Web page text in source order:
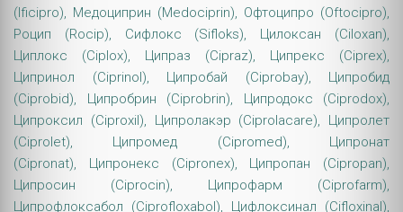
(Ificipro), Медоциприн (Medociprin), Офтоципро (Oftocipro),
Роцип (Rocip), Сифлокс (Sifloks), Цилоксан (Ciloxan),
Циплокс (Ciplox), Ципраз (Cipraz), Ципрекс (Ciprex),
Ципринол (Ciprinol), Ципробай (Ciprobay), Ципробид
(Ciprobid), Ципробрин (Ciprobrin), Ципродокс (Ciprodox),
Ципроксил (Ciproxil), Ципролакэр (Ciprolacare), Ципролет
(Ciprolet), Ципромед (Cipromed), Ципронат
(Cipronat), Ципронекс (Cipronex), Ципропан (Cipropan),
Ципросин (Ciprocin), Ципрофарм (Ciprofarm),
Ципрофлоксабол (Ciprofloxabol), Цифлоксинал (Cifloxinal),